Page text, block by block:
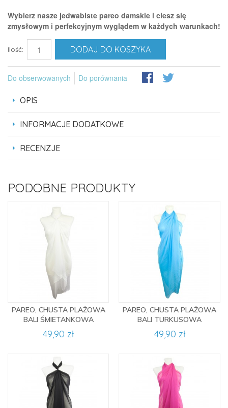
Wybierz nasze jedwabiste pareo damskie i ciesz się
zmysłowym i perfekcyjnym wyglądem w każdych warunkach!
Ilość: DODAJ DO KOSZYKA
Do obserwowanych Do porównania
OPIS
INFORMACJE DODATKOWE
RECENZJE
PODOBNE PRODUKTY
PAREO, CHUSTA PLAŻOWA
BALI ŚMIETANKOWA
49,90 zł
PAREO, CHUSTA PLAŻOWA
BALI TURKUSOWA
49,90 zł